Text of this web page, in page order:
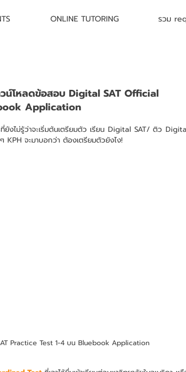
ONLINE TUTORING รวม
น์โหลดข้อสอบ Digital SAT Official
Application
ยังไม่รู้ว่าจะเริ่มต้นเตรียมตัว เรียน Digital SAT/ ติว
จะมาบอกว่า ต้องเตรียมตัวยังไง!
Practice Test 1-4 บน Bluebook Application